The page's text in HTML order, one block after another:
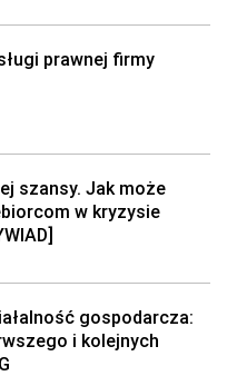
prawnej firmy
szansy. Jak może
w kryzysie
gospodarcza:
i kolejnych